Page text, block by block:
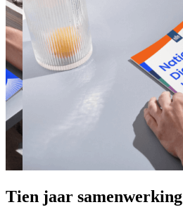
Tien jaar samenwerking